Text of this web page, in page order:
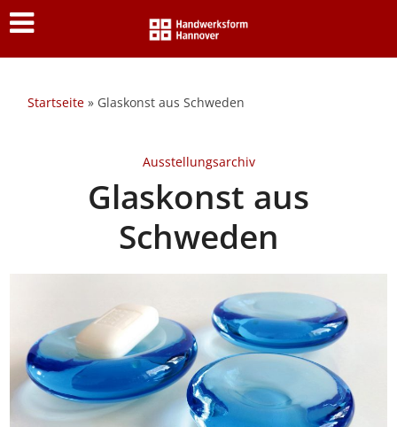
Startseite » Glaskonst aus Schweden
Ausstellungsarchiv
Glaskonst aus
Schweden